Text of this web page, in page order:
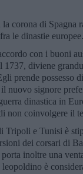
corona di Spagna
le dinastie europee.
con i buoni
diviene
prende possesso
nuovo signore
dinastica in
non coinvolgere il
Tripoli e Tunisi è
dei corsari di
inoltre una
è